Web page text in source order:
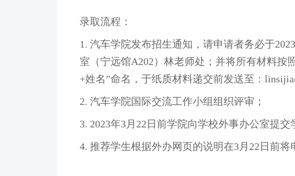
录取流程：
1. 汽车学院发布招生通知，请申请者务必于
室（宁远馆A202）林老师处；并将所有材料按
+姓名”命名，于纸质材料递交前发送至：
2. 汽车学院国际交流工作小组组织评审；
3. 2023年3月22日前学院向学校外事办公室提交
4. 推荐学生根据外办网页的说明在3月22日前将